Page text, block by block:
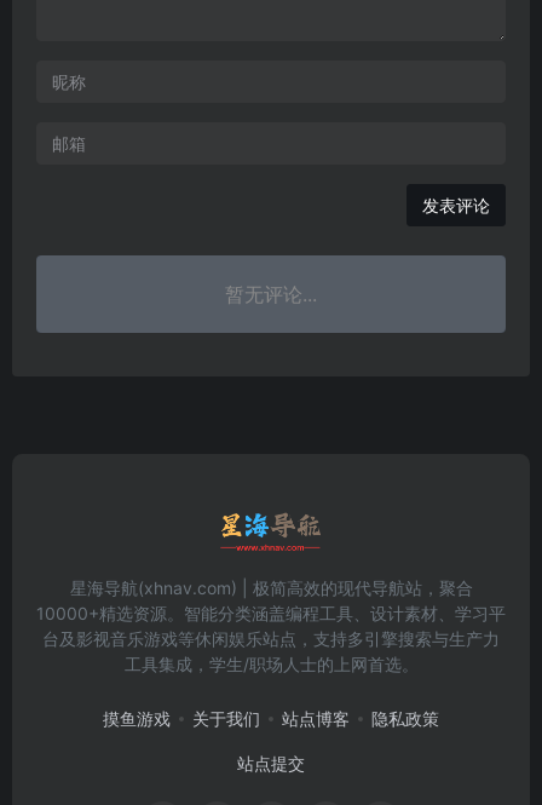
发表评论
暂无评论...
星海导航(xhnav.com) | 极简高效的现代导航站，聚合
10000+精选资源。智能分类涵盖编程工具、设计素材、学习平
台及影视音乐游戏等休闲娱乐站点，支持多引擎搜索与生产力
工具集成，学生/职场人士的上网首选。
摸鱼游戏 关于我们 站点博客 隐私政策
站点提交